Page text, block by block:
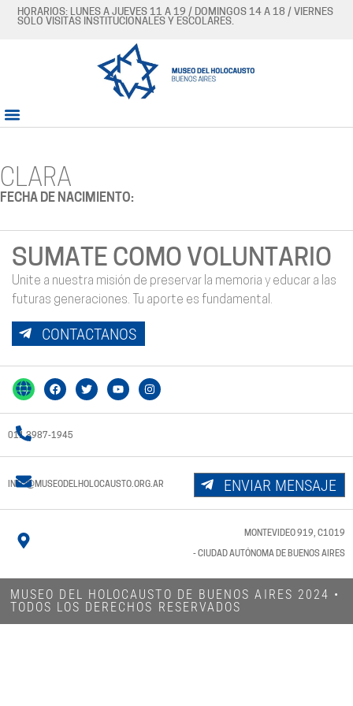
HORARIOS: LUNES A JUEVES 11 A 19 / DOMINGOS 14 A 18 / VIERNES
SÓLO VISITAS INSTITUCIONALES Y ESCOLARES.
CLARA
FECHA DE NACIMIENTO:
SUMATE COMO VOLUNTARIO
Unite a nuestra misión de preservar la memoria y educar a las
futuras generaciones. Tu aporte es fundamental.
CONTACTANOS
011 3987-1945
INFO@MUSEODELHOLOCAUSTO.ORG.AR ENVIAR MENSAJE
MONTEVIDEO 919, C1019
- CIUDAD AUTÓNOMA DE BUENOS AIRES
MUSEO DEL HOLOCAUSTO DE BUENOS AIRES 2024​ •
TODOS LOS DERECHOS RESERVADOS